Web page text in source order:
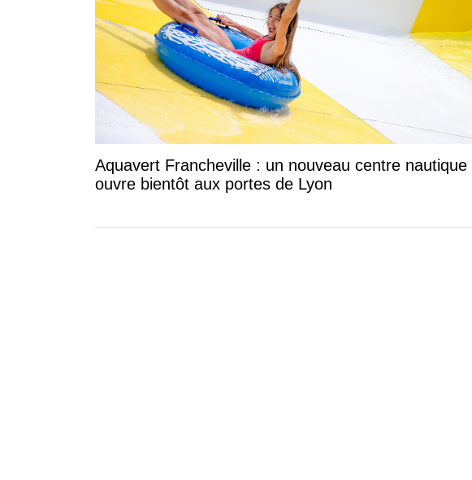
Aquavert Francheville : un nouveau centre nautique
ouvre bientôt aux portes de Lyon